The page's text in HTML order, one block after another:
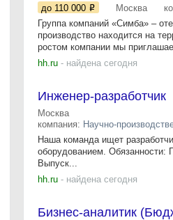
до 110 000 Москва
Группа компаний «Симба» –
производство находится на
ростом компании мы
hh.ru - найдена сегодня
Инженер-разработчик
Москва
компания: Научно-
Наша команда ищет
оборудованием. Обязанности:
Выпуск...
hh.ru - найдена сегодня
Бизнес-аналитик